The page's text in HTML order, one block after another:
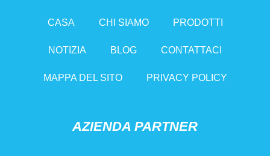
CASA CHI SIAMO PRODOTTI
NOTIZIA BLOG CONTATTACI
MAPPA DEL SITO PRIVACY POLICY
AZIENDA PARTNER